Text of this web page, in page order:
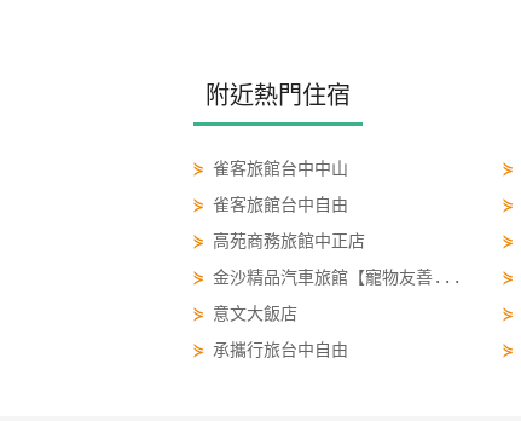
附近熱門住宿
⋟ 雀客旅館台中中山 ⋟
⋟ 雀客旅館台中自由 ⋟
⋟ 高苑商務旅館中正店 ⋟
⋟ 金沙精品汽車旅館【寵物友善... ⋟
⋟ 意文大飯店 ⋟
⋟ 承攜行旅台中自由 ⋟